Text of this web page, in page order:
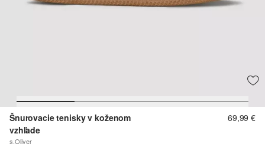
Šnurovacie tenisky v koženom
vzhľade
s.Oliver
69,99 €